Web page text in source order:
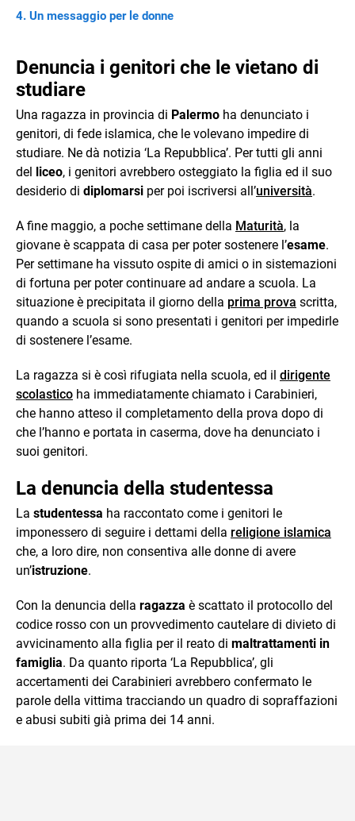
Un messaggio per le donne
Denuncia i genitori che le vietano di
studiare
Una ragazza in provincia di Palermo ha denunciato i
genitori, di fede islamica, che le volevano impedire di
studiare. Ne dà notizia ‘La Repubblica’. Per tutti gli anni
del liceo, i genitori avrebbero osteggiato la figlia ed il suo
desiderio di diplomarsi per poi iscriversi all’università.
A fine maggio, a poche settimane della Maturità, la
giovane è scappata di casa per poter sostenere l’esame.
Per settimane ha vissuto ospite di amici o in sistemazioni
di fortuna per poter continuare ad andare a scuola. La
situazione è precipitata il giorno della prima prova scritta,
quando a scuola si sono presentati i genitori per impedirle
di sostenere l’esame.
La ragazza si è così rifugiata nella scuola, ed il dirigente
scolastico ha immediatamente chiamato i Carabinieri,
che hanno atteso il completamento della prova dopo di
che l’hanno e portata in caserma, dove ha denunciato i
suoi genitori.
La denuncia della studentessa
La studentessa ha raccontato come i genitori le
imponessero di seguire i dettami della religione islamica
che, a loro dire, non consentiva alle donne di avere
un’istruzione.
Con la denuncia della ragazza è scattato il protocollo del
codice rosso con un provvedimento cautelare di divieto di
avvicinamento alla figlia per il reato di maltrattamenti in
famiglia. Da quanto riporta ‘La Repubblica’, gli
accertamenti dei Carabinieri avrebbero confermato le
parole della vittima tracciando un quadro di sopraffazioni
e abusi subiti già prima dei 14 anni.